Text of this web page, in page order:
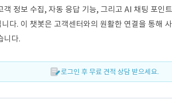
객 정보 수집, 자동 응답 기능, 그리고 AI 채팅 포인
다. 이 챗봇은 고객센터와의 원활한 연결을 통해
니다.
로그인 후 무료 견적 상담 받으세요.